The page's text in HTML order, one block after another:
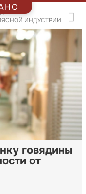
ИНДУСТРИИ
говядины
от